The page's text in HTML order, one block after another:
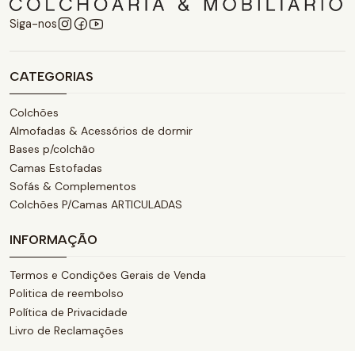
Siga-nos
CATEGORIAS
Colchões
Almofadas & Acessórios de dormir
Bases p/colchão
Camas Estofadas
Sofás & Complementos
Colchões P/Camas ARTICULADAS
INFORMAÇÃO
Termos e Condições Gerais de Venda
Politica de reembolso
Política de Privacidade
Livro de Reclamações